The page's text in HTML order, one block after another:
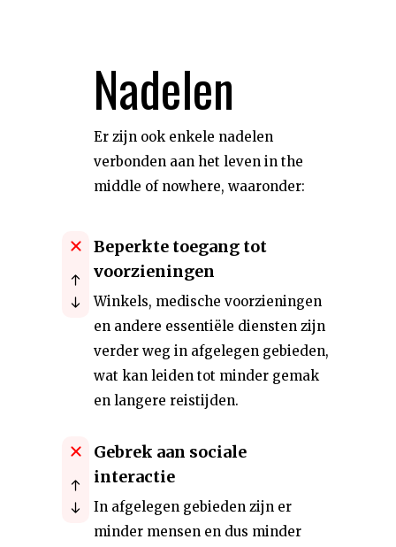
Nadelen
Er zijn ook enkele nadelen
verbonden aan het leven in the
middle of nowhere, waaronder:
Beperkte toegang tot
voorzieningen
Winkels, medische voorzieningen
en andere essentiële diensten zijn
verder weg in afgelegen gebieden,
wat kan leiden tot minder gemak
en langere reistijden.
Gebrek aan sociale
interactie
In afgelegen gebieden zijn er
minder mensen en dus minder